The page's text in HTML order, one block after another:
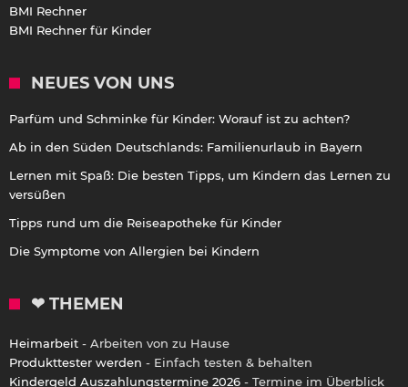
BMI Rechner
BMI Rechner für Kinder
NEUES VON UNS
Parfüm und Schminke für Kinder: Worauf ist zu achten?
Ab in den Süden Deutschlands: Familienurlaub in Bayern
Lernen mit Spaß: Die besten Tipps, um Kindern das Lernen zu
versüßen
Tipps rund um die Reiseapotheke für Kinder
Die Symptome von Allergien bei Kindern
❤ THEMEN
Heimarbeit - Arbeiten von zu Hause
Produkttester werden - Einfach testen & behalten
Kindergeld Auszahlungstermine 2026 - Termine im Überblick